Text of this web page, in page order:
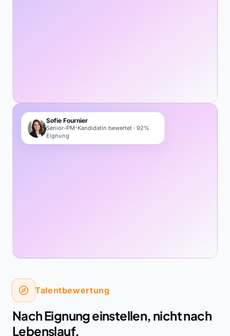
Sofie Fournier
Senior-PM-Kandidatin bewertet · 92%
Eignung
Talentbewertung
Nach Eignung einstellen, nicht nach
Lebenslauf.